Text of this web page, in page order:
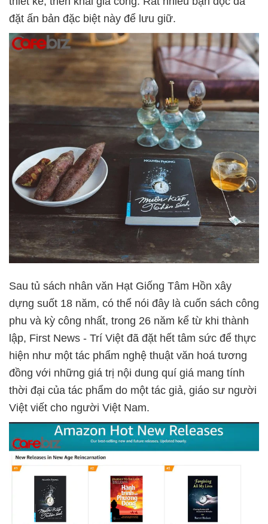
đặt ấn bản đặc biệt này để lưu giữ.
Sau tủ sách nhân văn Hạt Giống Tâm Hồn xây
dựng suốt 18 năm, có thể nói đây là cuốn sách công
phu và kỳ công nhất, trong 26 năm kể từ khi thành
lập, First News - Trí Việt đã đặt hết tâm sức để thực
hiện như một tác phẩm nghệ thuật văn hoá tương
đồng với những giá trị nội dung quí giá mang tính
thời đại của tác phẩm do một tác giả, giáo sư người
Việt viết cho người Việt Nam.